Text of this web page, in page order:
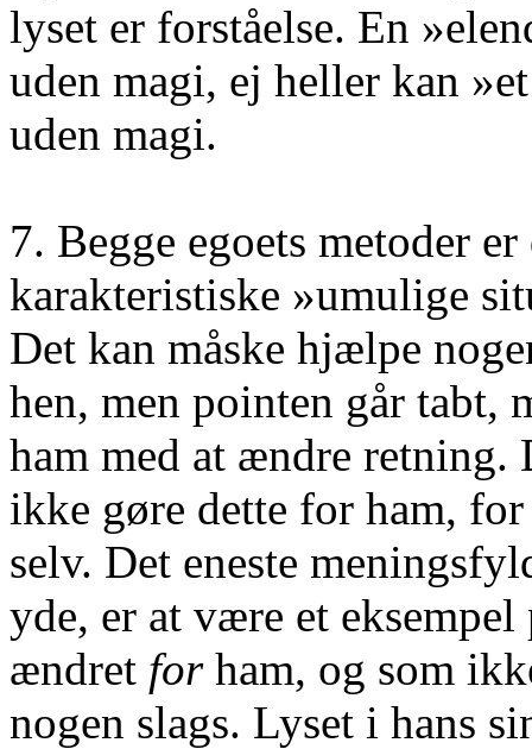
lyset er forståelse. En
uden magi, ej heller kan
uden magi.
7. Begge egoets metoder
karakteristiske »umulige
Det kan måske hjælpe
hen, men pointen går tabt,
ham med at ændre retning.
ikke gøre dette for ham,
selv. Det eneste
yde, er at være et
ændret forham, og som
nogen slags. Lyset i hans